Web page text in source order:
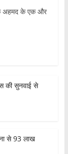
अहमद के एक और
की सुनवाई से
से 93 लाख